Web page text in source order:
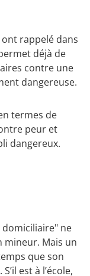
ont rappelé dans
déjà de
contre une
dangereuse.
termes de
peur et
dangereux.
domiciliaire" ne
mineur. Mais un
que son
est à l’école,